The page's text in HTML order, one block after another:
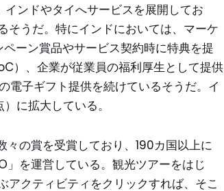
ンドやタイへサービスを展開してお
そうだ。特にインドにおいては、マーケ
ーン賞品やサービス契約時に特典を提
）、企業が従業員の福利厚生として提供
電子ギフト提供を続けているそうだ。イ
に拡大している。
の賞を受賞しており、190カ国以上に
を運営している。観光ツアーをはじ
クティビティをクリックすれば、そこ